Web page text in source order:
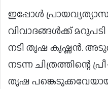
ഇപ്പോള്‍
വിവാദങ്ങള്‍ക്ക്
നടി തൃഷ കൃഷ്ണന്‍.
നടന്ന ചിത്രത്തിന്റെ
തൃഷ